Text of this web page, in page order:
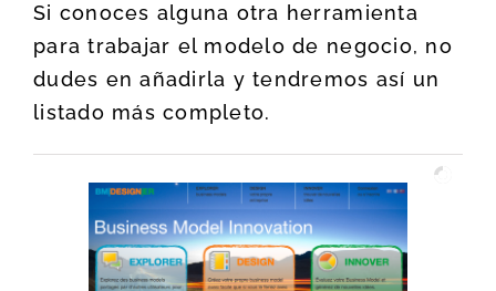
Si conoces alguna otra herramienta
para trabajar el modelo de negocio, no
dudes en añadirla y tendremos así un
listado más completo.